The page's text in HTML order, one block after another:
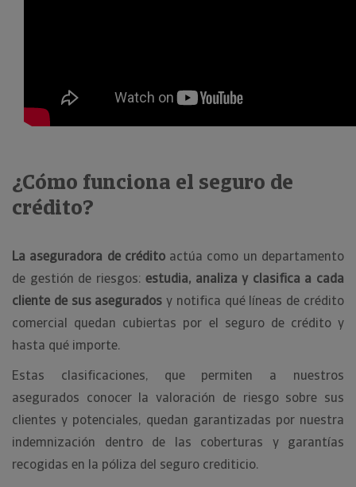
¿Cómo funciona el seguro de
crédito?
La aseguradora de créditoactúa como un departamento
de gestión de riesgos:estudia, analiza y clasifica a cada
cliente de sus asegurados y notifica qué líneas de crédito
comercial quedan cubiertas por el seguro de crédito y
hasta qué importe.
Estas clasificaciones, que permiten a nuestros
asegurados conocer la valoración de riesgo sobre sus
clientes y potenciales, quedan garantizadas por nuestra
indemnización dentro de las coberturas y garantías
recogidas en la póliza del seguro crediticio.